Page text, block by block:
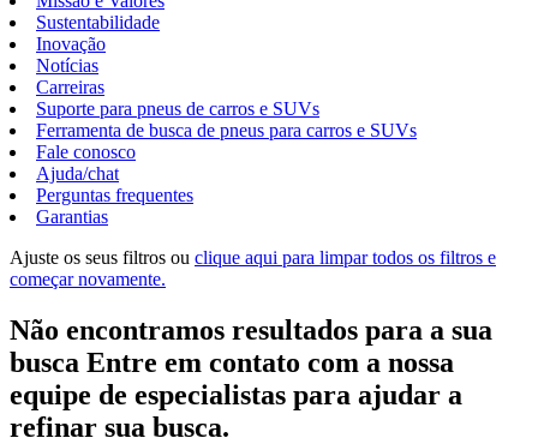
Sustentabilidade
Inovação
Notícias
Carreiras
Suporte para pneus de carros e SUVs
Ferramenta de busca de pneus para carros e SUVs
Fale conosco
Ajuda/chat
Perguntas frequentes
Garantias
Ajuste os seus filtros ou clique aqui para limpar todos os filtros e
começar novamente.
Não encontramos resultados para a sua
busca Entre em contato com a nossa
equipe de especialistas para ajudar a
refinar sua busca.